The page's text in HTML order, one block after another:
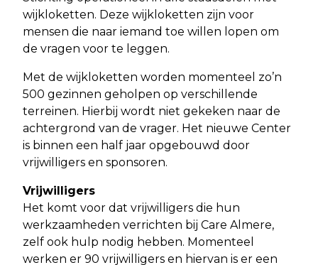
wijkloketten. Deze wijkloketten zijn voor
mensen die naar iemand toe willen lopen om
de vragen voor te leggen.
Met de wijkloketten worden momenteel zo’n
500 gezinnen geholpen op verschillende
terreinen. Hierbij wordt niet gekeken naar de
achtergrond van de vrager. Het nieuwe Center
is binnen een half jaar opgebouwd door
vrijwilligers en sponsoren.
Vrijwilligers
Het komt voor dat vrijwilligers die hun
werkzaamheden verrichten bij Care Almere,
zelf ook hulp nodig hebben. Momenteel
werken er 90 vrijwilligers en hiervan is er een